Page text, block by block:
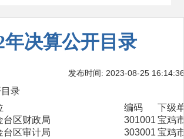
年决算公开目录
发布时间: 2023-08-25 16:14:36
录
编码
下级
台区财政局 301001 宝鸡
台区审计局 303001 宝鸡